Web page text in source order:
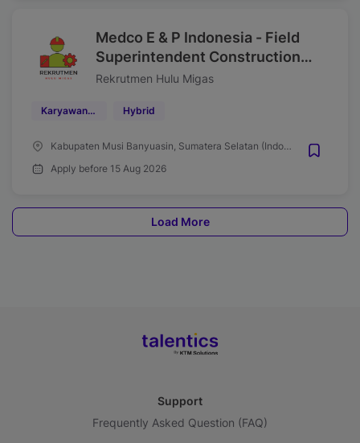
Medco E & P Indonesia - Field
Superintendent Construction
Pipeline (TPC)
Rekrutmen Hulu Migas
Karyawan Kontrak Hybrid
Kabupaten Musi Banyuasin, Sumatera Selatan (Indonesia)
Apply before 15 Aug 2026
Load More
Support
Frequently Asked Question (FAQ)